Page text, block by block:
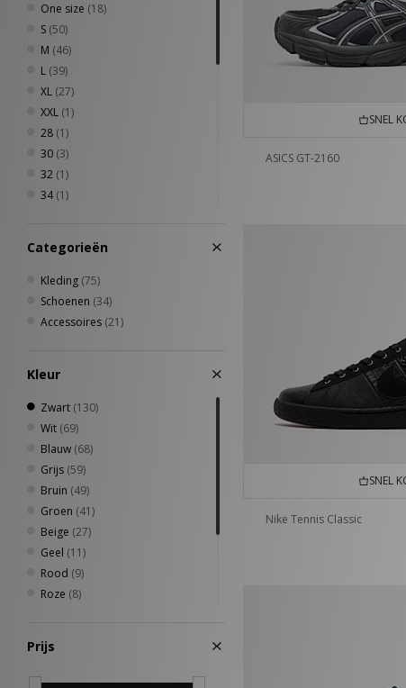
Sergio Tacchini
The North Face
Timberland
UGG (1)
Umbro
Vans (1)
VISIT (2)
One size (18)
S (50)
M (46)
L (39)
XL (27)
XXL (1)
28 (1)
30 (3)
32 (1)
34(1)
38(1)
39(4)
40(7)
40.5(10)
42(15)
42.5(8)
43(12)
43.5(2)
44(9)
44.5(11)
45(8)
45.5(4)
46 (6)
46.5 (3)
47(2)
Categorieën
Kleding (75)
Schoenen (34)
Accessoires (21)
Kleur
Zwart (130)
Wit (69)
Blauw (68)
Grijs (59)
Bruin (49)
Groen (41)
Beige (27)
Geel (11)
Rood (9)
Roze (8)
Goud
Paars
Prijs
SNEL
ASICS GT-2160
SNEL
Nike Tennis Classic